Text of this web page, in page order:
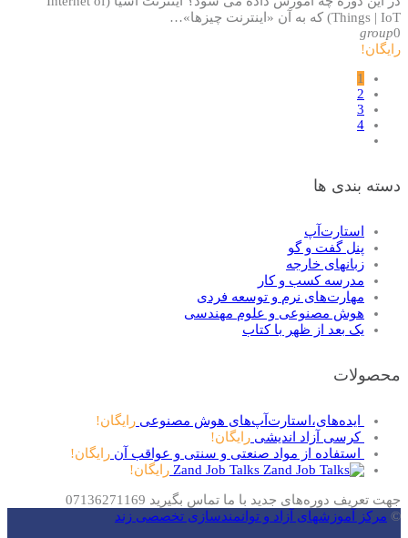
Things | IoT) که به آن «اینترنت چیزها»…
group0
رایگان!
1
2
3
4
دسته بندی ها
استارت‌آپ
پنل گفت و گو
زبانهای خارجه
مدرسه کسب و کار
مهارت‌های نرم و توسعه فردی
هوش مصنوعی و علوم مهندسی
یک بعد از ظهر با کتاب
محصولات
ایده‌های،استارت‌آپ‌های هوش مصنوعی رایگان!
کرسی آزاد‌ اندیشی رایگان!
استفاده از مواد صنعتی و سنتی و عواقب آن رایگان!
Zand Job Talks رایگان!
جهت تعریف دوره‌های جدید با ما تماس بگیرید 07136271169
© مرکز آموزشهای آزاد و توانمندسازی تخصصی زند